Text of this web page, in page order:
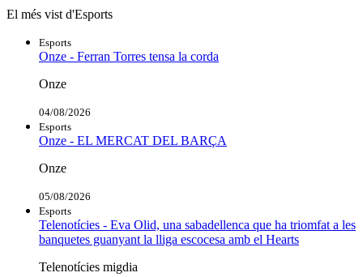
El més vist d'Esports
Esports
Onze - Ferran Torres tensa la corda
Onze
04/08/2026
Esports
Onze - EL MERCAT DEL BARÇA
Onze
05/08/2026
Esports
Telenotícies - Eva Olid, una sabadellenca que ha triomfat a les
banquetes guanyant la lliga escocesa amb el Hearts
Telenotícies migdia